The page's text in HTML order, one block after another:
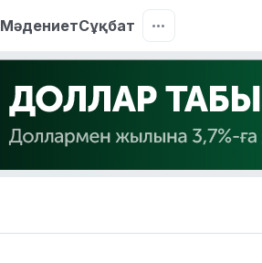
МәдениетСұқбат